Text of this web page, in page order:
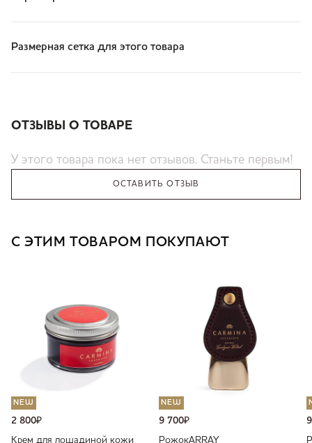
Размерная сетка для этого товара
ОТЗЫВЫ О ТОВАРЕ
У этого товара пока нет отзывов. Станьте первым!
ОСТАВИТЬ ОТЗЫВ
С ЭТИМ ТОВАРОМ ПОКУПАЮТ
NEW
2 800₽
Крем для лошадиной кожи
NEW
9 700₽
РожокARRAY